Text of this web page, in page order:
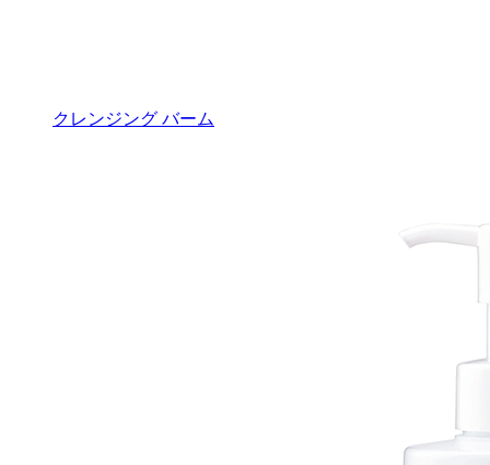
クレンジング バーム